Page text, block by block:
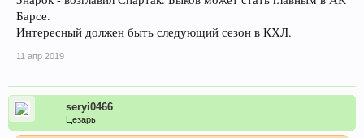
Барсе.
Интересный должен быть следующий сезон в КХЛ.
11 апр 2019
seryi0466
Цезарь